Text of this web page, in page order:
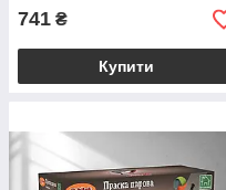
741 ₴
Купити